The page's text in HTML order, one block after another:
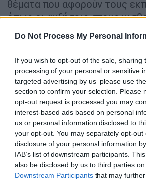
Do Not Process My Personal
If you wish to opt-out of the sale, sharing
processing of your personal or sensitive
targeted advertising by us, please use
section to confirm your selection. Please
opt-out request is processed you may
interest-based ads based on personal
us or personal information disclosed to
your opt-out. You may separately opt-out
disclosure of your personal information
IAB’s list of downstream participants.
also be disclosed by us to third parties on
Downstream Participants that may
θέματα που αφορούν τους
όπως οι αυξήσεις στους
υφυπουργός τους είπε ότι
του υπουργείου Οικονομικών
αυτή τη στιγμή δεν έχει γίνει
αλλαγή του συστήματος
προσλήψεων των
Η νέα απόφαση των
αποχή από την
Ο αγώνας ενάντια στην
αντιεπιστημονική
Απόφαση της Ολομέλειας
των Συλλόγων